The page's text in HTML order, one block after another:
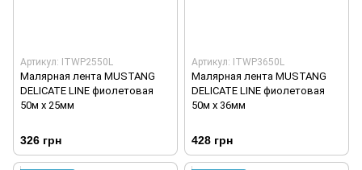
Артикул: ITWP2550L
Малярная лента MUSTANG
DELICATE LINE фиолетовая
50м х 25мм
326 грн
Артикул: ITWP3650L
Малярная лента MUSTANG
DELICATE LINE фиолетовая
50м х 36мм
428 грн